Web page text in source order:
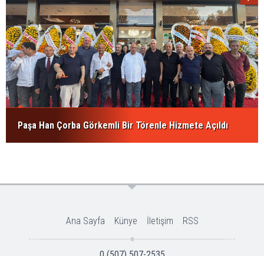
Paşa Han Çorba Görkemli Bir Törenle Hizmete Açıldı
Ana Sayfa Künye İletişim RSS